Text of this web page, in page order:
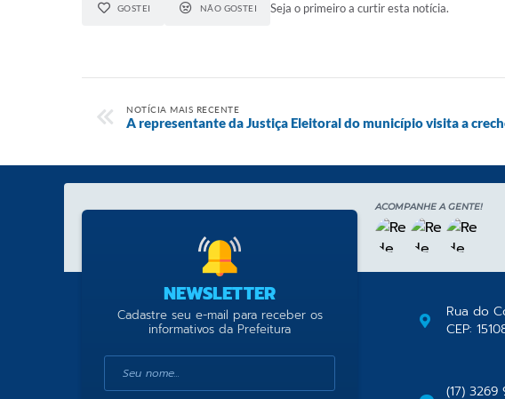
GOSTEI NÃO GOSTEI Seja o primeiro a curtir esta notícia.
NOTÍCIA MAIS RECENTE
A representante da Justiça Eleitoral do município visita a
ACOMPANHE A GENTE!
NEWSLETTER
Cadastre seu e-mail para receber os
informativos da Prefeitura
Rua do
CEP:
(17) 3269